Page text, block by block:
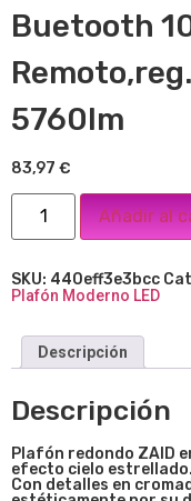
Buetooth
5760lm
83,97 €
Añadir al
SKU: 440eff3e3bcc
Plafón Moderno LED
Descripción
Descripción
Plafón redondo ZAID
efecto cielo
Con detalles en